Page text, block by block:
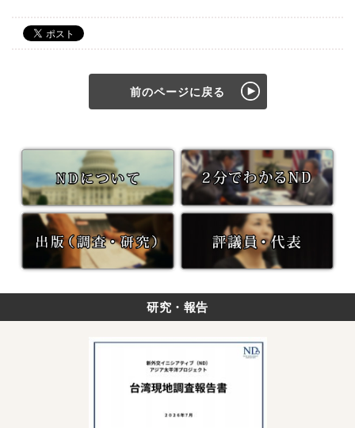
前のページに戻る
研究・報告